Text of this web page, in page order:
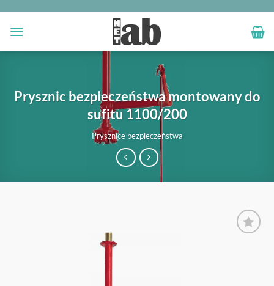
zawartości
Prysznic bezpieczeństwa montowany do
sufitu 1100/200
Prysznice bezpieczeństwa